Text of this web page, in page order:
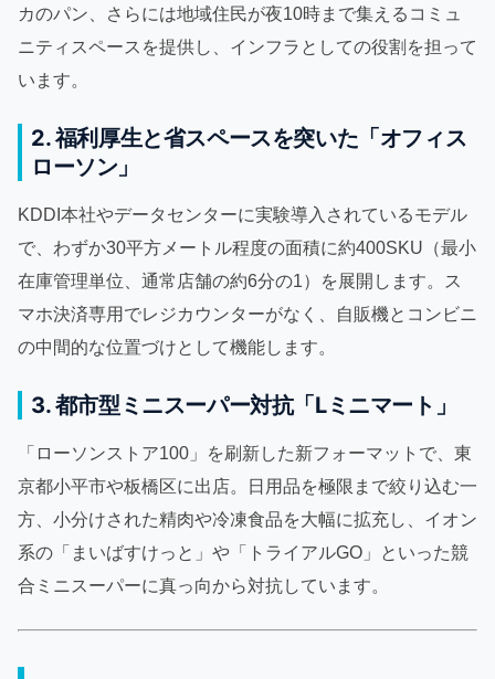
カのパン、さらには地域住民が夜10時まで集えるコミュ
ニティスペースを提供し、インフラとしての役割を担って
います。
2. 福利厚生と省スペースを突いた「オフィス
ローソン」
KDDI本社やデータセンターに実験導入されているモデル
で、わずか30平方メートル程度の面積に約400SKU（最小
在庫管理単位、通常店舗の約6分の1）を展開します。ス
マホ決済専用でレジカウンターがなく、自販機とコンビニ
の中間的な位置づけとして機能します。
3. 都市型ミニスーパー対抗「Lミニマート」
「ローソンストア100」を刷新した新フォーマットで、東
京都小平市や板橋区に出店。日用品を極限まで絞り込む一
方、小分けされた精肉や冷凍食品を大幅に拡充し、イオン
系の「まいばすけっと」や「トライアルGO」といった競
合ミニスーパーに真っ向から対抗しています。